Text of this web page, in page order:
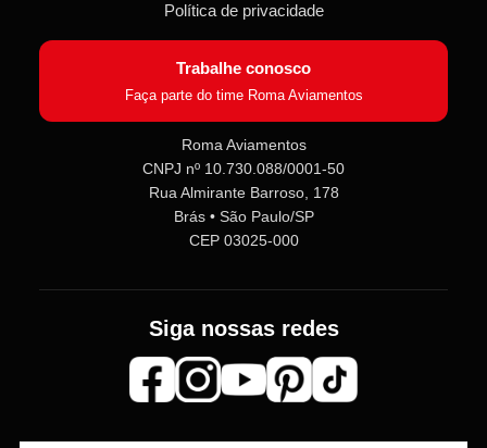
Roma Aviamentos
Online agora
Fale com a gente pelo SAC para tirar
ou entre no nosso Grupo VIP
receba em primeira mão
Política de privacidade
Trabalhe conosco
Faça parte do time Roma Aviamentos
Roma Aviamentos
CNPJ nº 10.730.088/0001-50
Rua Almirante Barroso, 178
Brás • São Paulo/SP
CEP 03025-000
Siga nossas redes